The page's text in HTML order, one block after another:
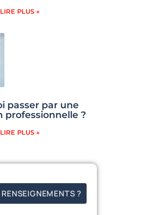
LIRE PLUS »
passer par une
professionnelle ?
LIRE PLUS »
?